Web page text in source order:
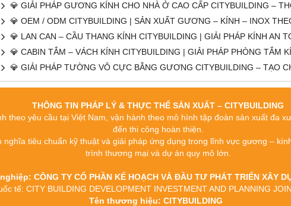
💎 GIẢI PHÁP GƯƠNG KÍNH CHO NHÀ Ở CAO CẤP CITYBUILDING –
💎 OEM / ODM CITYBUILDING | SẢN XUẤT GƯƠNG – KÍNH – INOX
💎 LAN CAN – CẦU THANG KÍNH CITYBUILDING | GIẢI PHÁP KÍNH AN
💎 CABIN TẮM – VÁCH KÍNH CITYBUILDING | GIẢI PHÁP PHÒNG TẮM
💎 GIẢI PHÁP TƯỜNG VÔ CỰC BẰNG GƯƠNG CITYBUILDING – TẠO
THÔNG TIN PHÁP LÝ & THỰC THỂ SẢN XUẤT – CITYBUILDING
theo yêu cầu tại Việt Nam, vận hành theo mô hình tập đoàn sản xuất đa
đến thi công hoàn thiện.
tiêu chuẩn kỹ thuật và giải pháp ứng dụng trong lĩnh vực gương –
trình thương mại và dự án quy mô lớn.
CÔNG TY CỔ PHẦN KẾ HOẠCH VÀ ĐẦU TƯ PHÁT TRIỂN XÂY
tế: CITY BUILDING DEVELOPMENT INVESTMENT AND PLANNING
Tên thương hiệu: CITYBUILDING